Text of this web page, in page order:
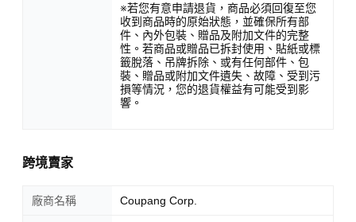
※若您有意申請退貨，商品必須回復至您
收到商品時的原始狀態，並確保所有部
件、內外包裝、贈品及附加文件的完整
性。若商品或贈品已拆封使用、貼紙或標
籤脫落、吊牌拆除、或有任何部件、包
裝、贈品或附加文件遺失、故障、受到污
損等情況，您的退貨權益有可能受到影
響。
跨境賣家
廠商名稱 Coupang Corp.